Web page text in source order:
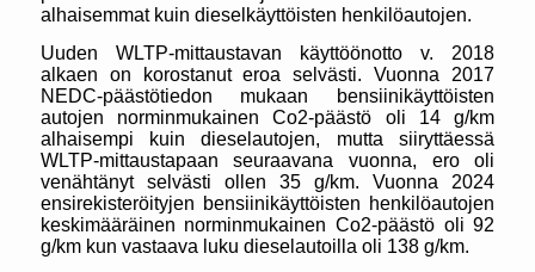
alhaisemmat kuin dieselkäyttöisten henkilöautojen.
Uuden WLTP-mittaustavan käyttöönotto v. 2018
alkaen on korostanut eroa selvästi. Vuonna 2017
NEDC-päästötiedon mukaan bensiinikäyttöisten
autojen norminmukainen Co2-päästö oli 14 g/km
alhaisempi kuin dieselautojen, mutta siiryttäessä
WLTP-mittaustapaan seuraavana vuonna, ero oli
venähtänyt selvästi ollen 35 g/km. Vuonna 2024
ensirekisteröityjen bensiinikäyttöisten henkilöautojen
keskimääräinen norminmukainen Co2-päästö oli 92
g/km kun vastaava luku dieselautoilla oli 138 g/km.